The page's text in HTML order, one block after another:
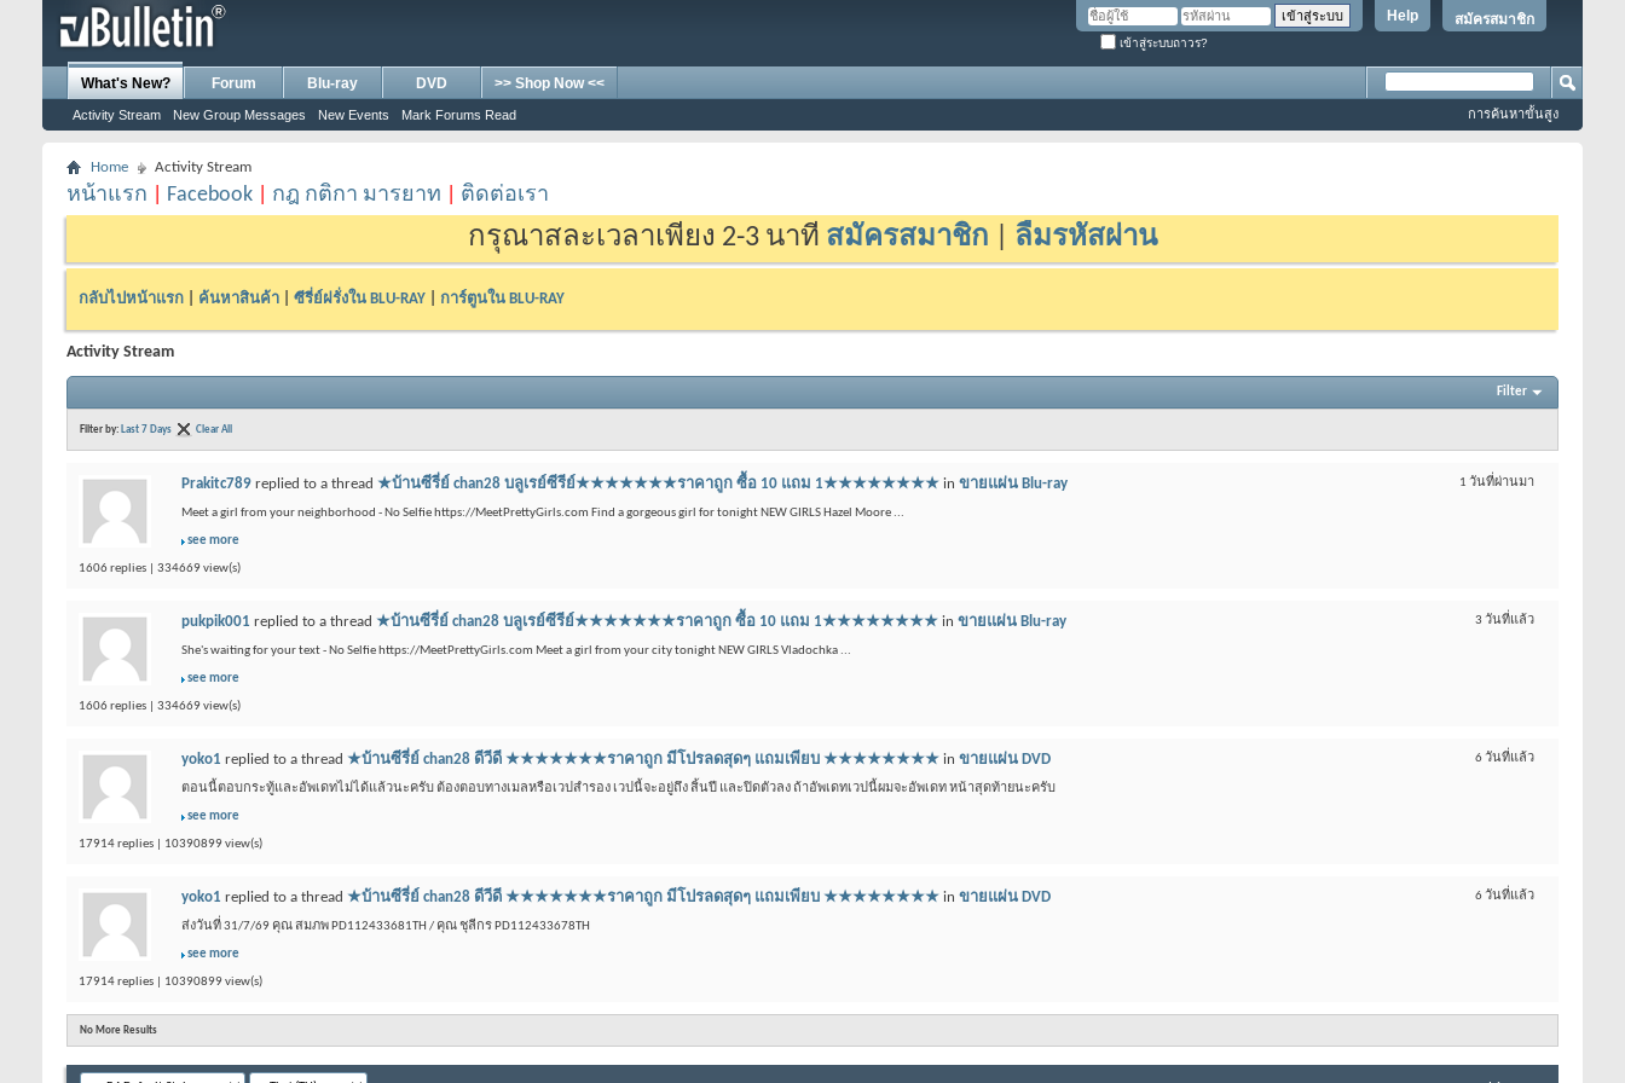
สมัครสมาชิก
Help
เข้าสู่ระบบถาวร?
What's New?
Activity Stream New Group Messages New Events Mark Forums Read
Forum Blu-ray DVD >> Shop Now <<
การค้นหาขั้นสูง
Home Activity Stream
หน้าแรก Facebook กฎ กติกา มารยาท ติดต่อเรา
กรุณาสละเวลาเพียง 2-3 นาที สมัครสมาชิก ลืมรหัสผ่าน
กลับไปหน้าแรก ค้นหาสินค้า ซีรี่ย์ฝรั่งใน BLU-RAY การ์ตูนใน BLU-RAY
Activity Stream
Filter
Filter by: Last 7 Days Clear All
1 วันที่ผ่านมา
Prakitc789 replied to a thread ★บ้านซีรี่ย์ chan28 บลูเรย์ซีรีย์★★★★★★★ราคาถูก ซื้อ 10 แถม 1★★★★★★★★ in ขายแผ่น Blu-ray
Meet a girl from your neighborhood - No Selfie https://MeetPrettyGirls.com Find a gorgeous girl for tonight NEW GIRLS Hazel Moore ...
see more
1606 replies | 334669 view(s)
3 วันที่แล้ว
pukpik001 replied to a thread ★บ้านซีรี่ย์ chan28 บลูเรย์ซีรีย์★★★★★★★ราคาถูก ซื้อ 10 แถม 1★★★★★★★★ in ขายแผ่น Blu-ray
She's waiting for your text - No Selfie https://MeetPrettyGirls.com Meet a girl from your city tonight NEW GIRLS Vladochka ...
see more
1606 replies | 334669 view(s)
6 วันที่แล้ว
yoko1 replied to a thread ★บ้านซีรี่ย์ chan28 ดีวีดี ★★★★★★★ราคาถูก มีโปรลดสุดๆ แถมเพียบ ★★★★★★★★ in ขายแผ่น DVD
ตอนนี้ตอบกระทู้และอัพเดทไม่ได้แล้วนะครับ ต้องตอบทางเมลหรือเวปสำรอง เวปนี้จะอยู่ถึง สิ้นปี และปิดตัวลง ถ้าอัพเดทเวปนี้ผมจะอัพเดท หน้าสุดท้ายนะครับ
see more
17914 replies | 10390899 view(s)
6 วันที่แล้ว
yoko1 replied to a thread ★บ้านซีรี่ย์ chan28 ดีวีดี ★★★★★★★ราคาถูก มีโปรลดสุดๆ แถมเพียบ ★★★★★★★★ in ขายแผ่น DVD
ส่งวันที่ 31/7/69 คุณ สมภพ PD112433681TH / คุณ ชุลีกร PD112433678TH
see more
17914 replies | 10390899 view(s)
No More Results